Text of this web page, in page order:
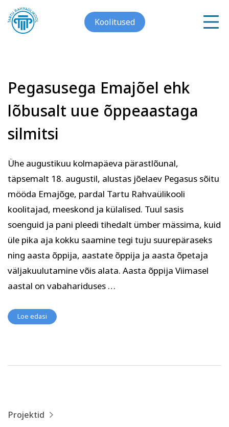
Koolitused
Arvuti ja töö
Kunst
Psühholoogia ja
eneseareng
Meist
Galerii
Blogi
Projektid
Grupitellimused
ENG RUS
Facebook
Pegasusega Emajõel ehk
lõbusalt uue õppeaastaga
silmitsi
Ühe augustikuu kolmapäeva pärastlõunal,
täpsemalt 18. augustil, alustas jõelaev Pegasus sõitu
mööda Emajõge, pardal Tartu Rahvaülikooli
koolitajad, meeskond ja külalised. Tuul sasis
soenguid ja pani pleedi tihedalt ümber mässima, kuid
üle pika aja kokku saamine tegi tuju suurepäraseks
ning aasta õppija, aastate õppija ja aasta õpetaja
väljakuulutamine võis alata. Aasta õppija Viimasel
aastal on vabahariduses …
Loe edasi
Projektid